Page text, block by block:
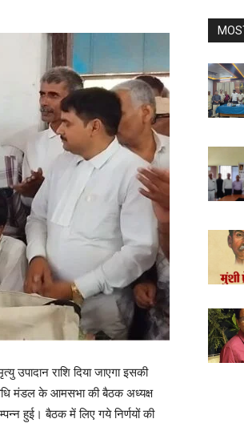
राशि दिया जाएगा इसकी
मंडल के आमसभा की बैठक अध्यक्ष
हुई। बैठक में लिए गये निर्णयों की